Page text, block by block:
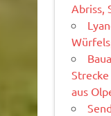
Abriss,
aus